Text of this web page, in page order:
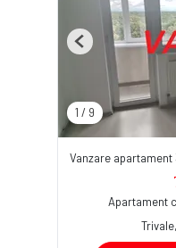
1 / 9
Previous
Vanzare
Apartament